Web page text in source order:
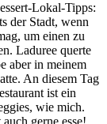
Lokal-Tipps:
der Stadt, wenn
um einen zu
Laduree querte
aber in meinem
An diesem Tag
ist ein
wie mich.